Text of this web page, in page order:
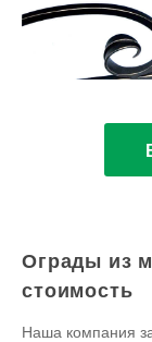
Ограды из
стоимость
Наша компания